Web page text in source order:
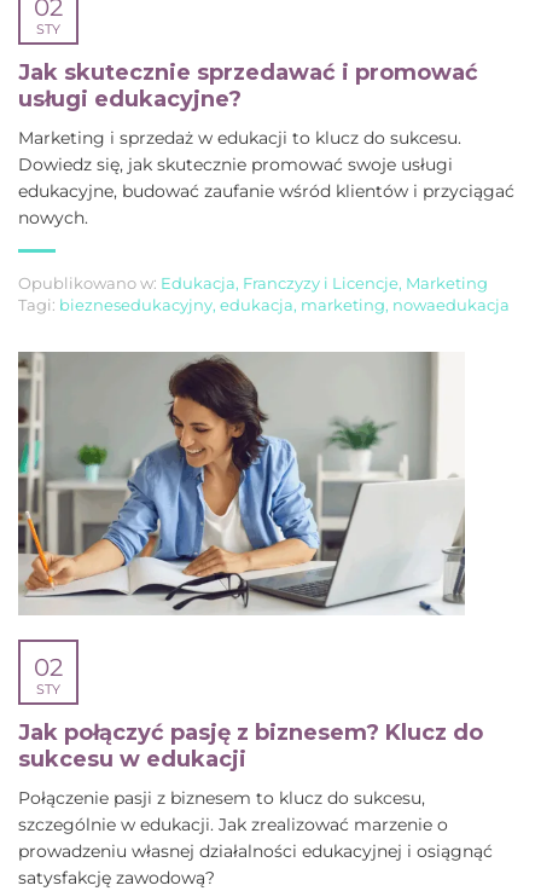
02
STY
Jak skutecznie sprzedawać i promować
usługi edukacyjne?
Marketing i sprzedaż w edukacji to klucz do sukcesu.
Dowiedz się, jak skutecznie promować swoje usługi
edukacyjne, budować zaufanie wśród klientów i przyciągać
nowych.
Opublikowano w: Edukacja, Franczyzy i Licencje, Marketing
Tagi: bieznesedukacyjny, edukacja, marketing, nowaedukacja
02
STY
Jak połączyć pasję z biznesem? Klucz do
sukcesu w edukacji
Połączenie pasji z biznesem to klucz do sukcesu,
szczególnie w edukacji. Jak zrealizować marzenie o
prowadzeniu własnej działalności edukacyjnej i osiągnąć
satysfakcję zawodową?